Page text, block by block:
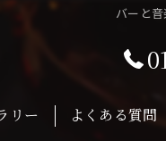
バーと
リー よくある質問